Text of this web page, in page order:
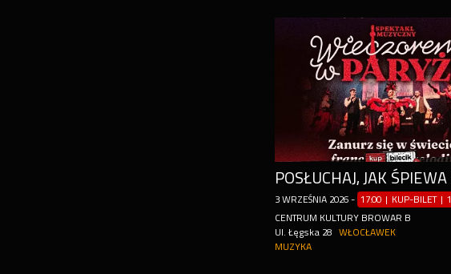
POSŁUCHAJ, JAK
3 WRZEŚNIA 2026 - 17:00 | KUP-BILET |
CENTRUM KULTURY BROWAR B
Ul. Łęgska 28
WŁOCŁAWEK
MUZYKA